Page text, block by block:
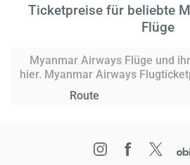
Ticketpreise für beliebte
Flüge
Myanmar Airways Flüge und
hier. Myanmar Airways
Route